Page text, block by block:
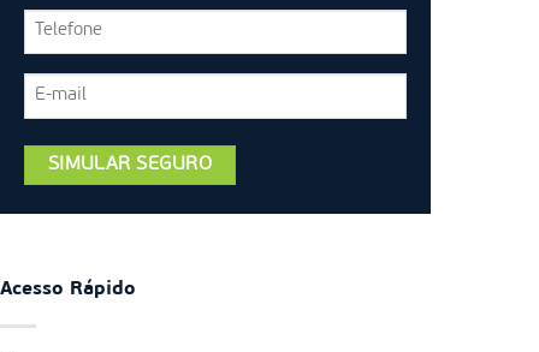
Acesso Rápido